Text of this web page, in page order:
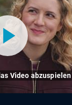
Video abzuspielen